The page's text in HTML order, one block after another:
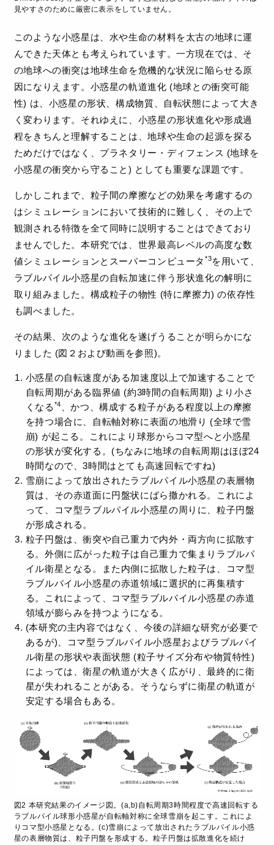
見やすさのために厳密に表示をしていません。
このような小惑星は、水や生命の材料を太古の地球に運
んできた天体とも考えられています。一方現在では、そ
の地球への衝突は地球生命を危機的な状況に陥らせる原
因になりえます。小惑星の軌道進化 (地球との衝突可能
性) は、小惑星の形状、構成物質、自転状態によって大き
く変わります。それゆえに、小惑星の形状進化や形成過
程をきちんと理解することは、地球や生命の起源を探る
ためだけではなく、プラネタリー・ディフェンス (地球を
小惑星の衝突から守ること) としても重要な課題です。
しかしこれまで、粒子間の摩擦などの効果を考慮するの
はシミュレーションにおいて技術的に難しく、その上で
観測される特徴を全て同時に説明することはできており
ませんでした。本研究では、世界最高レベルの高度な数
値シミュレーションとスーパーコンピュータ *3を用いて、
ラブルパイル小惑星の自転加速に伴う形状進化の解明に
取り組みました。構成粒子の物性 (特に摩擦力) の依存性
も調べました。
その結果、次のような進化を遂げうることが明らかにな
りました (図２および動画を参照)。
小惑星の自転速度がある加速度以上で加速することで
自転周期がある臨界値 (約3時間の自転周期) より小さ
くなる *4
、かつ、構成する粒子がある程度以上の摩擦
を持つ場合に、自転軸対称に表面の地滑り (全球で雪
崩) が起こる。これにより球形からコマ型へと小惑星
の形状が変化する。(ちなみに地球の自転周期はほぼ24
時間なので、3時間はとても高速回転ですね)
雪崩によって放出されたラブルパイル小惑星の表層物
質は、その赤道面に円盤状にばら撒かれる。これによ
って、コマ型ラブルパイル小惑星の周りに、粒子円盤
が形成される。
粒子円盤は、衝突や自己重力で内外・両方向に拡散す
る。外側に広がった粒子は自己重力で集まりラブルパ
イル衛星となる。また内側に拡散した粒子は、コマ型
ラブルパイル小惑星の赤道領域に選択的に再集積す
る。これによって、コマ型ラブルパイル小惑星の赤道
領域が膨らみを持つようになる。
(本研究の主内容ではなく、今後の詳細な研究が必要で
あるが)、コマ型ラブルパイル小惑星およびラブルパイ
ル衛星の形状や表面状態 (粒子サイズ分布や物質特性)
によっては、衛星の軌道が大きく広がり、最終的に衛
星が失われることがある。そうならずに衛星の軌道が
安定する場合もある。
図2 本研究結果のイメージ図。(a,b)自転周期3時間程度で高速回転する
ラブルパイル球形小惑星が自転軸対称に全球雪崩を起こす。これによ
りコマ型小惑星となる。(c)雪崩によって放出されたラブルパイル小惑
星の表層物質は、粒子円盤を形成する。粒子円盤は拡散進化を続け